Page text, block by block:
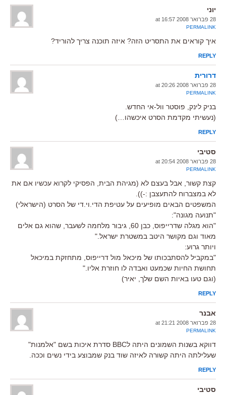
יוני
28 פברואר 2008 at 16:57
PERMALINK
איך קוראים את התסריט הזה? איזה תוכנה צריך להוריד?
REPLY
דרורית
28 פברואר 2008 at 20:26
PERMALINK
בניק לינק, פוסטר וול-אי החדש.
(נעשיתי מקדמת הסרט איכשהו…)
REPLY
סטיבי
28 פברואר 2008 at 20:54
PERMALINK
קצת קשור, אבל בעצם לא (מגיהת הבית, הפסיקי לקרוא עכשיו אם את
לא במצברוח להתעצבן :-)).
המשפטים הבאים מופיעים על עטיפת הדי.וי.די של הסרט (הישראלי)
"תנועה מגונה":
"הוא מגלה שדרייפוס, כבן 60, גיבור מלחמה לשעבר, שהוא גם אלים
מאוד וגם מקושר היטב במשטרת ישראל."
ויותר גרוע:
"במקביל להסתבכותו של מיכאל מול דרייפוס, מתחזקת במיכאל
תחושת החיות שכמעט ואבדה לו חוזרת אליו."
(וגם טעו באיות השם שלך, יאיר)
REPLY
אבנר
28 פברואר 2008 at 21:21
PERMALINK
דווקא בשנות השמונים היתה לBBC סדרת איכות בשם "אלמנות"
שעלילתה היתה קשורה לאיזה שוד בנק שמבוצע בידי נשים וככה.
REPLY
סטיבי